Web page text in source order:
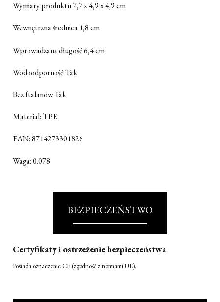
Wymiary produktu 7,7 x 4,9 x 4,9 cm
Wewnętrzna średnica 1,8 cm
Wprowadzana długość 6,4 cm
Wodoodporność Tak
Bez ftalanów Tak
Material: TPE
EAN: 8714273301826
Waga: 0.078
BEZPIECZEŃSTWO
Certyfikaty i ostrzeżenie bezpieczeństwa
Posiada oznaczenie CE (zgodność z normami UE).